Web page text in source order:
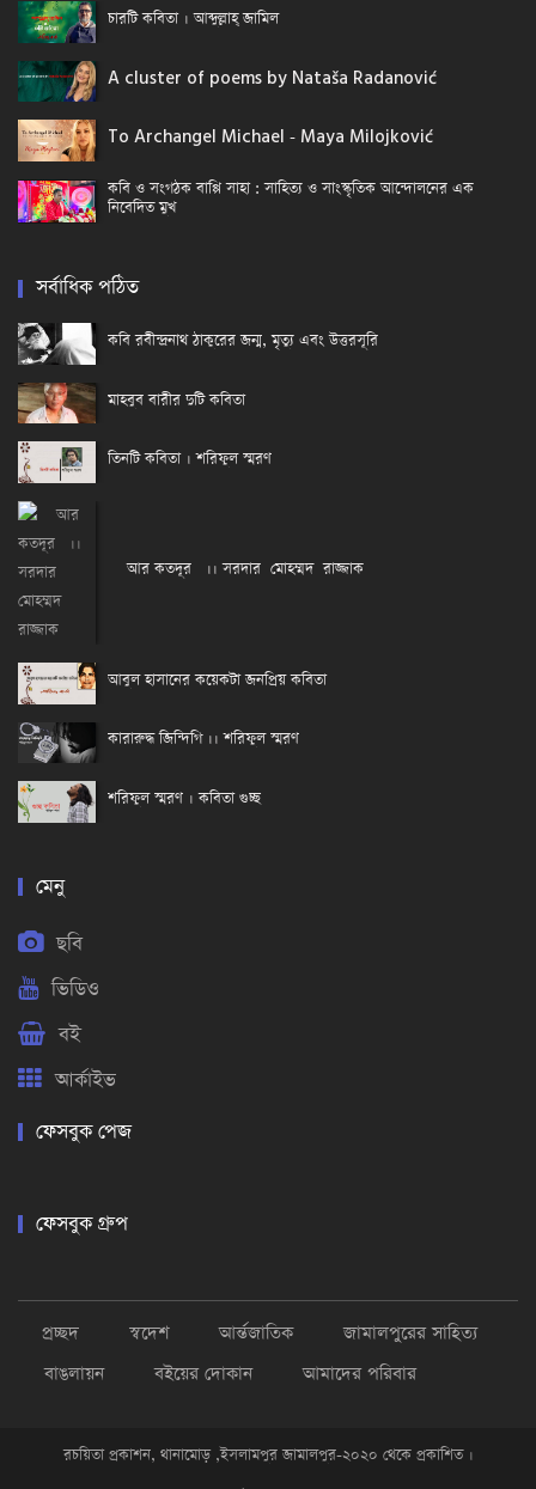
চারটি কবিতা । আব্দুল্লাহ্ জামিল
A cluster of poems by Nataša Radanović
To Archangel Michael - Maya Milojković
কবি ও সংগঠক বাপ্পি সাহা : সাহিত্য ও সাংস্কৃতিক আন্দোলনের এক
নিবেদিত মুখ
সর্বাধিক পঠিত
কবি রবীন্দ্রনাথ ঠাকুরের জন্ম, মৃত্যু এবং উত্তরসূরি
মাহবুব বারীর দুটি কবিতা
তিনটি কবিতা । শরিফুল স্মরণ
আর কতদূর ।। সরদার মোহম্মদ রাজ্জাক
আবুল হাসানের কয়েকটা জনপ্রিয় কবিতা
কারারুদ্ধ জিন্দিগি ।। শরিফুল স্মরণ
শরিফুল স্মরণ । কবিতা গুচ্ছ
মেনু
ছবি
ভিডিও
বই
আর্কাইভ
ফেসবুক পেজ
ফেসবুক গ্রুপ
প্রচ্ছদ স্বদেশ আর্ন্তজাতিক
জামালপুরের সাহিত্য
বাঙলায়ন
বইয়ের দোকান আমাদের পরিবার
রচয়িতা প্রকাশন, থানামোড় ,ইসলামপুর জামালপুর-২০২০ থেকে প্রকাশিত ।